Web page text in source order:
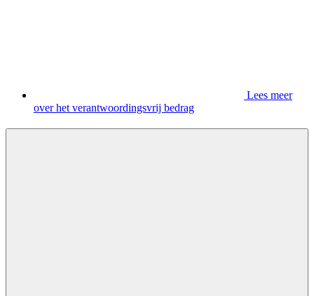
Lees meer
over het verantwoordingsvrij bedrag